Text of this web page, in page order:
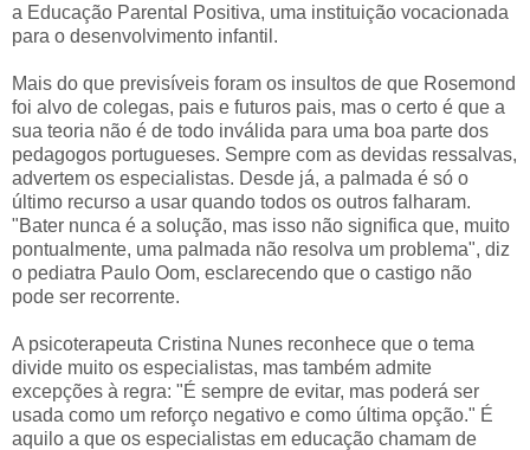
a Educação Parental Positiva, uma instituição vocacionada
para o desenvolvimento infantil.
Mais do que previsíveis foram os insultos de que Rosemond
foi alvo de colegas, pais e futuros pais, mas o certo é que a
sua teoria não é de todo inválida para uma boa parte dos
pedagogos portugueses. Sempre com as devidas ressalvas,
advertem os especialistas. Desde já, a palmada é só o
último recurso a usar quando todos os outros falharam.
"Bater nunca é a solução, mas isso não significa que, muito
pontualmente, uma palmada não resolva um problema", diz
o pediatra Paulo Oom, esclarecendo que o castigo não
pode ser recorrente.
A psicoterapeuta Cristina Nunes reconhece que o tema
divide muito os especialistas, mas também admite
excepções à regra: "É sempre de evitar, mas poderá ser
usada como um reforço negativo e como última opção." É
aquilo a que os especialistas em educação chamam de